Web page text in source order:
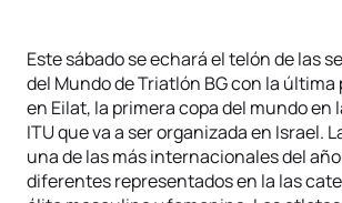
Este sábado se echará el telón de las
del Mundo de Triatlón BG con la última
en Eilat, la primera copa del mundo en
ITU que va a ser organizada en Israel.
una de las más internacionales del
diferentes representados en la las